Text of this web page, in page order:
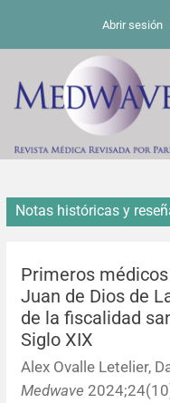
Abrir sesión
De los editores
Editoriales
Comentarios
Cartas a los
Estudios originales
Estudios
Análisis
Notas históricas y
Primeros
Juan de Dios de
de la fiscalidad
Siglo XIX
Alex Ovalle Letelier,
Medwave